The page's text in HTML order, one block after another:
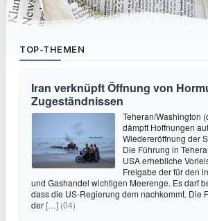
TOP-THEMEN
Iran verknüpft Öffnung von
Zugeständnissen
Teheran/Washington
dämpft Hoffnungen
Wiedereröffnung der
Die Führung in
USA erhebliche
Freigabe der für den
und Gashandel wichtigen Meerenge. Es darf
dass die US-Regierung dem nachkommt. Die
der[…] (04)